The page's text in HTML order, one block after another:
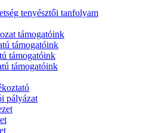
tenyésztői tanfolyam
támogatóink
támogatóink
támogatóink
támogatóink
pályázat